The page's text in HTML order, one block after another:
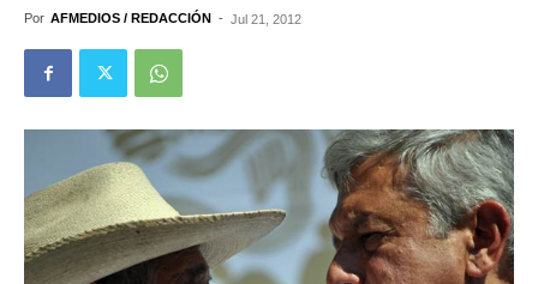
Por AFMEDIOS / REDACCIÓN - Jul 21, 2012